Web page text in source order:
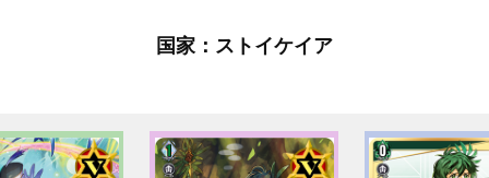
国家：ストイケイア